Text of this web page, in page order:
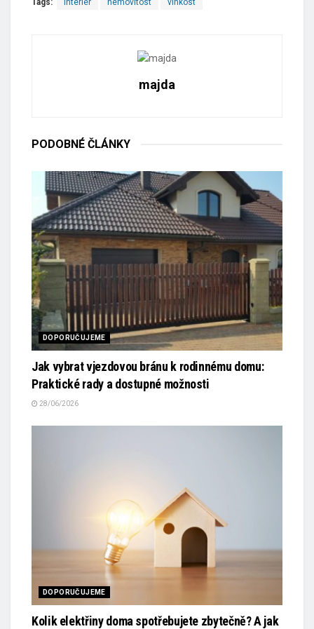
Tags: interiér nemovitost vlhkost
majda
PODOBNÉ ČLÁNKY
DOPORUČUJEME
Jak vybrat vjezdovou bránu k rodinnému domu:
Praktické rady a dostupné možnosti
28/06/2026
DOPORUČUJEME
Kolik elektřiny doma spotřebujete zbytečně? A jak